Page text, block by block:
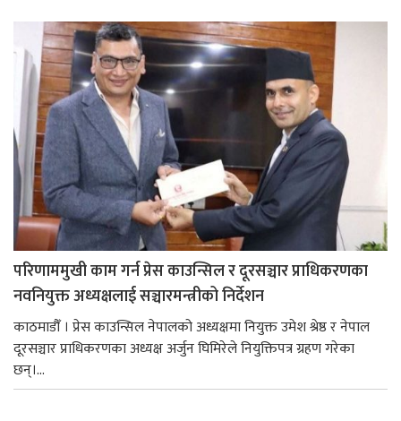
परिणाममुखी काम गर्न प्रेस काउन्सिल र दूरसञ्चार प्राधिकरणका
नवनियुक्त अध्यक्षलाई सञ्चारमन्त्रीको निर्देशन
काठमाडौँ । प्रेस काउन्सिल नेपालको अध्यक्षमा नियुक्त उमेश श्रेष्ठ र नेपाल
दूरसञ्चार प्राधिकरणका अध्यक्ष अर्जुन घिमिरेले नियुक्तिपत्र ग्रहण गरेका
छन्।...